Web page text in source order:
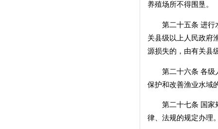
养殖场所不得围垦。
第二十五条 进行水
关县级以上人民政府
源损失的，由有关县
第二十六条 各级人
保护和改善渔业水域
第二十七条 国家规
律、法规的规定办理